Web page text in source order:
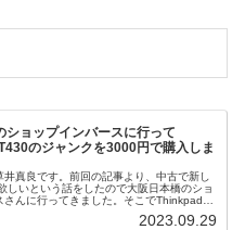
ショップインバースに行って
のジャンクを3000円で購入しま
井真良です。前回の記事より、中古で新し
しいという話をしたので大阪日本橋のショ
さんに行ってきました。そこでThinkpad
2023.09.29